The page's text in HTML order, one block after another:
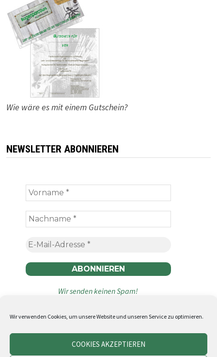
Wir verwenden Cookies, um unsere Website und unseren Service zu optimieren.
COOKIES AKZEPTIEREN
Wie wäre es mit einem Gutschein?
NEWSLETTER ABONNIEREN
Wir senden keinen Spam!